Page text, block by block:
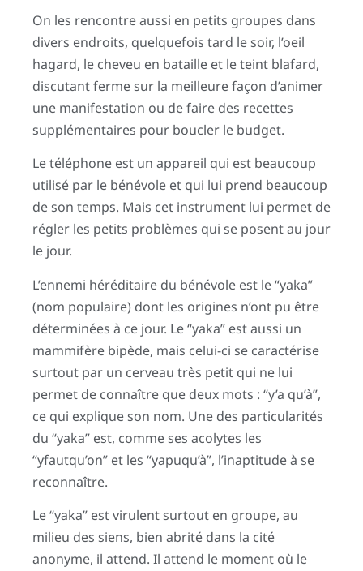
On les rencontre aussi en petits groupes dans
divers endroits, quelquefois tard le soir, l’oeil
hagard, le cheveu en bataille et le teint blafard,
discutant ferme sur la meilleure façon d’animer
une manifestation ou de faire des recettes
supplémentaires pour boucler le budget.
Le téléphone est un appareil qui est beaucoup
utilisé par le bénévole et qui lui prend beaucoup
de son temps. Mais cet instrument lui permet de
régler les petits problèmes qui se posent au jour
le jour.
L’ennemi héréditaire du bénévole est le “yaka”
(nom populaire) dont les origines n’ont pu être
déterminées à ce jour. Le “yaka” est aussi un
mammifère bipède, mais celui-ci se caractérise
surtout par un cerveau très petit qui ne lui
permet de connaître que deux mots : “y’a qu’à”,
ce qui explique son nom. Une des particularités
du “yaka” est, comme ses acolytes les
“yfautqu’on” et les “yapuqu’à”, l’inaptitude à se
reconnaître.
Le “yaka” est virulent surtout en groupe, au
milieu des siens, bien abrité dans la cité
anonyme, il attend. Il attend le moment où le